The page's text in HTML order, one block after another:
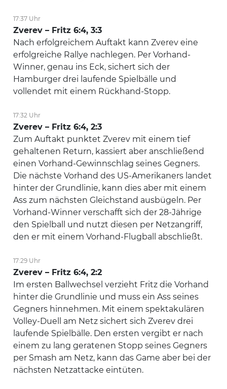
17:37 Uhr
Zverev – Fritz 6:4, 3:3
Nach erfolgreichem Auftakt kann Zverev eine
erfolgreiche Rallye nachlegen. Per Vorhand-
Winner, genau ins Eck, sichert sich der
Hamburger drei laufende Spielbälle und
vollendet mit einem Rückhand-Stopp.
17:32 Uhr
Zverev – Fritz 6:4, 2:3
Zum Auftakt punktet Zverev mit einem tief
gehaltenen Return, kassiert aber anschließend
einen Vorhand-Gewinnschlag seines Gegners.
Die nächste Vorhand des US-Amerikaners landet
hinter der Grundlinie, kann dies aber mit einem
Ass zum nächsten Gleichstand ausbügeln. Per
Vorhand-Winner verschafft sich der 28-Jährige
den Spielball und nutzt diesen per Netzangriff,
den er mit einem Vorhand-Flugball abschließt.
17:29 Uhr
Zverev – Fritz 6:4, 2:2
Im ersten Ballwechsel verzieht Fritz die Vorhand
hinter die Grundlinie und muss ein Ass seines
Gegners hinnehmen. Mit einem spektakulären
Volley-Duell am Netz sichert sich Zverev drei
laufende Spielbälle. Den ersten vergibt er nach
einem zu lang geratenen Stopp seines Gegners
per Smash am Netz, kann das Game aber bei der
nächsten Netzattacke eintüten.